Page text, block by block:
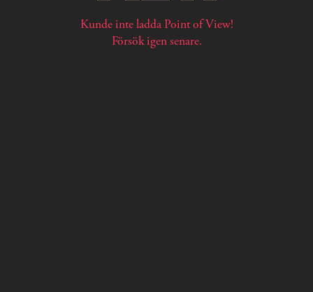
Kunde inte ladda Point of View!
Försök igen senare.